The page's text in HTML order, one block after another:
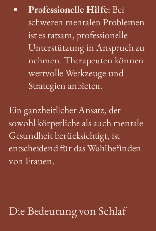
Professionelle Hilfe: Bei
schweren mentalen Problemen
ist es ratsam, professionelle
Unterstützung in Anspruch zu
nehmen. Therapeuten können
wertvolle Werkzeuge und
Strategien anbieten.
Ein ganzheitlicher Ansatz, der
sowohl körperliche als auch mentale
Gesundheit berücksichtigt, ist
entscheidend für das Wohlbefinden
von Frauen.
Die Bedeutung von Schlaf